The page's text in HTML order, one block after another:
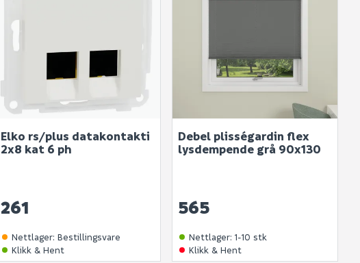
Elko rs/plus datakontakti
2x8 kat 6 ph
261
Nettlager: Bestillingsvare
Klikk & Hent
Debel plisségardin flex
lysdempende grå 90x130
565
Nettlager: 1-10 stk
Klikk & Hent